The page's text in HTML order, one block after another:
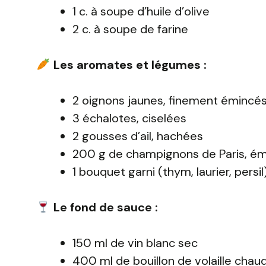
1 c. à soupe d’huile d’olive
2 c. à soupe de farine
Les aromates et légumes :
2 oignons jaunes, finement émincés
3 échalotes, ciselées
2 gousses d’ail, hachées
200 g de champignons de Paris,
1 bouquet garni (thym, laurier,
Le fond de sauce :
150 ml de vin blanc sec
400 ml de bouillon de volaille